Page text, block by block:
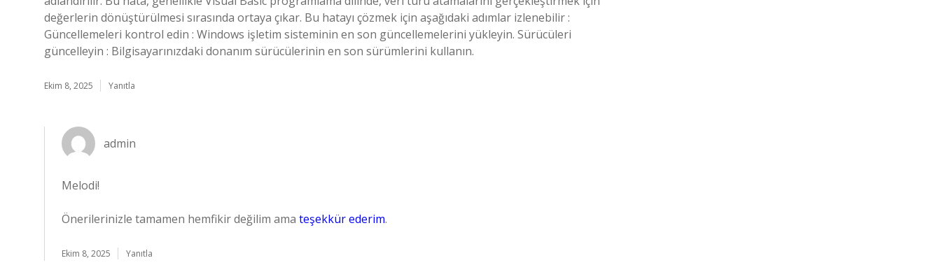
değerlerin dönüştürülmesi sırasında ortaya çıkar. Bu hatayı çözmek için aşağıdaki adımlar izlenebilir :
Güncellemeleri kontrol edin : Windows işletim sisteminin en son güncellemelerini yükleyin. Sürücüleri
güncelleyin : Bilgisayarınızdaki donanım sürücülerinin en son sürümlerini kullanın.
Ekim 8, 2025 Yanıtla
admin
Melodi!
Önerilerinizle tamamen hemfikir değilim ama teşekkür ederim.
Ekim 8, 2025 Yanıtla